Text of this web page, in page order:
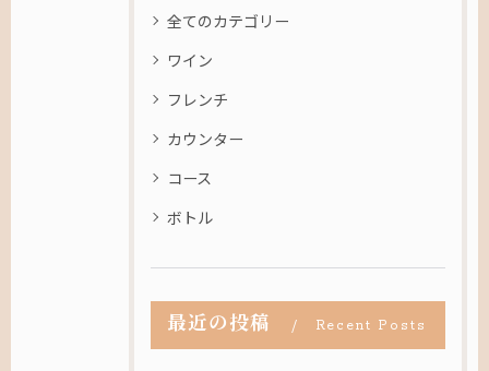
全てのカテゴリー
ワイン
フレンチ
カウンター
コース
ボトル
最近の投稿 Recent Posts